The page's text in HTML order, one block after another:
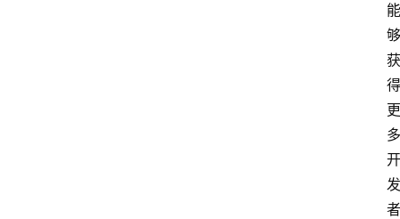
能
够
获
得
更
多
开
发
者